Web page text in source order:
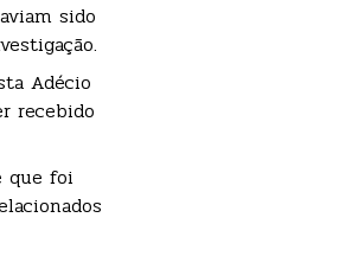
sido
Adécio
recebido
que foi